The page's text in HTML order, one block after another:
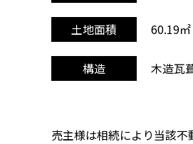
土地面積 60.19㎡
構造 木造瓦
売主様は相続により当該不